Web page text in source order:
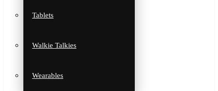
Tablets
Walkie Talkies
Wearables